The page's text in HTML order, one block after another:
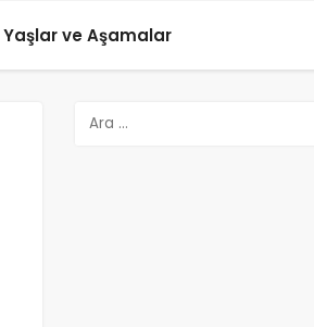
Yaşlar ve Aşamalar